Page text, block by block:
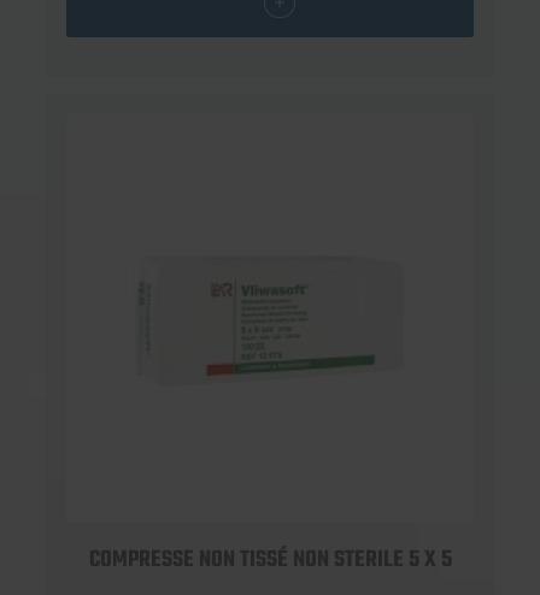
COMPRESSE NON TISSÉ NON STERILE 5 X 5